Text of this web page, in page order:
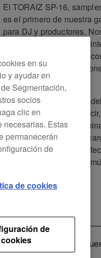
El TORAIZ SP-16,
es el primero de nuestra
para DJ y productores.
legendario creador de
añadir los filtros
puedes dar a tus
calidez analógica.
Utiliza el diseño simple
táctil grande para
independiente en la
performances. Puedes
crear patrones, añadir
parámetros para que la
en su
y ayudar en
Segmentación,
socios
clic en
necesarias. Estas
permanecerán
de
de cookies
de
cookies